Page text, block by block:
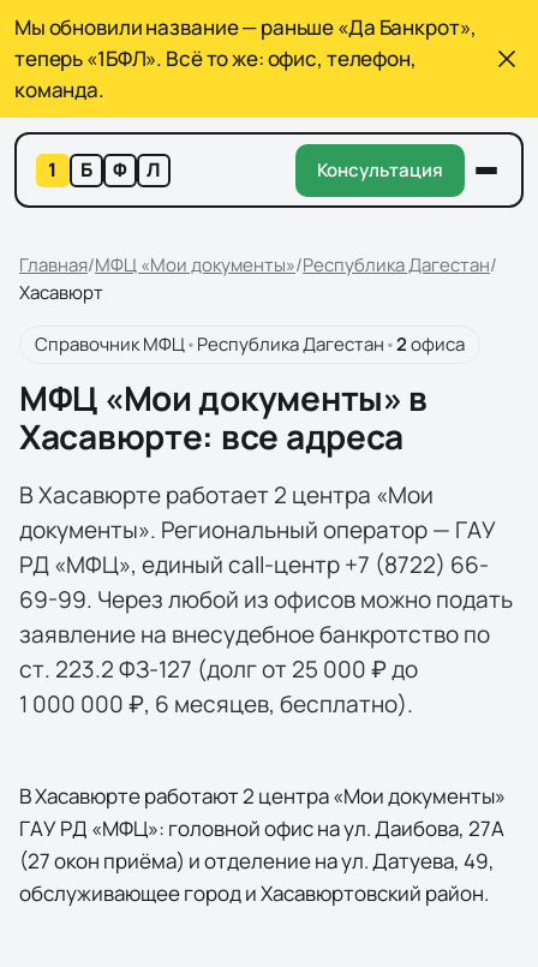
Мы обновили название — раньше «Да Банкрот»,
теперь «1БФЛ». Всё то же: офис, телефон,
команда.
1 Б Ф Л Консультация
Главная/МФЦ «Мои документы»/Республика Дагестан/
Хасавюрт
Справочник МФЦ•Республика Дагестан•2офиса
МФЦ «Мои документы» в
Хасавюрте: все адреса
В Хасавюрте работает 2 центра «Мои
документы». Региональный оператор — ГАУ
РД «МФЦ», единый call-центр +7 (8722) 66-
69-99. Через любой из офисов можно подать
заявление на внесудебное банкротство по
ст. 223.2 ФЗ-127 (долг от 25 000 ₽ до
1 000 000 ₽, 6 месяцев, бесплатно).
В Хасавюрте работают 2 центра «Мои документы»
ГАУ РД «МФЦ»: головной офис на ул. Даибова, 27А
(27 окон приёма) и отделение на ул. Датуева, 49,
обслуживающее город и Хасавюртовский район.